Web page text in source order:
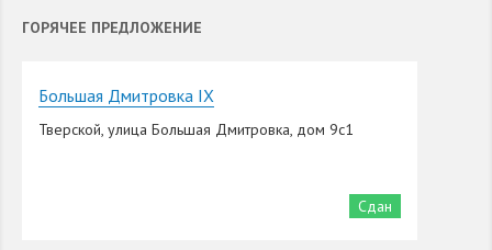
ГОРЯЧЕЕ ПРЕДЛОЖЕНИЕ
Большая Дмитровка IX
Тверской, улица Большая Дмитровка, дом 9с1
Сдан